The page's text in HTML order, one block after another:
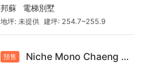
邦蘇
電梯別墅
地坪:未提供 建坪: 254.7~255.9
預售 Niche Mono Chaeng Watthana